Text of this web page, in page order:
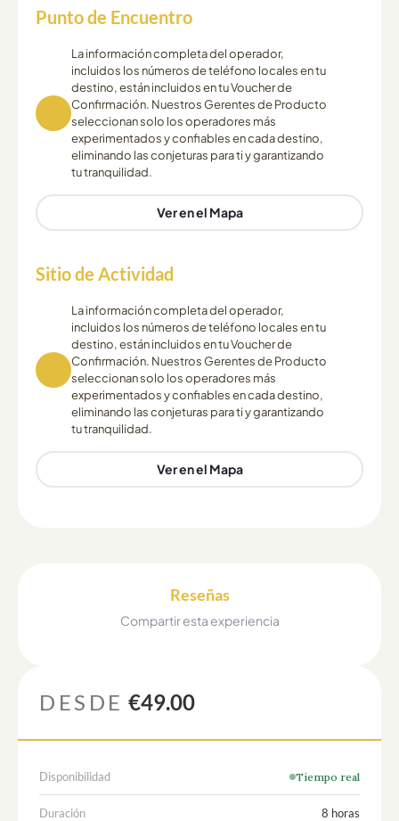
Punto de Encuentro
La información completa del operador,
incluidos los números de teléfono locales en tu
destino, están incluidos en tu Voucher de
Confirmación. Nuestros Gerentes de Producto
seleccionan solo los operadores más
experimentados y confiables en cada destino,
eliminando las conjeturas para ti y garantizando
tu tranquilidad.
Ver en el Mapa
Sitio de Actividad
La información completa del operador,
incluidos los números de teléfono locales en tu
destino, están incluidos en tu Voucher de
Confirmación. Nuestros Gerentes de Producto
seleccionan solo los operadores más
experimentados y confiables en cada destino,
eliminando las conjeturas para ti y garantizando
tu tranquilidad.
Ver en el Mapa
Reseñas
Compartir esta experiencia
DESDE €49.00
Disponibilidad Tiempo real
Duración 8 horas